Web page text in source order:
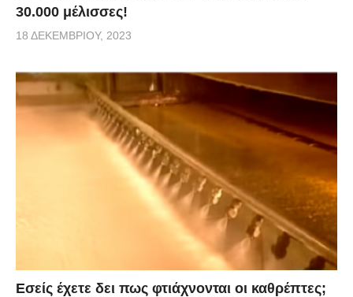
30.000 μέλισσες!
18 ΔΕΚΕΜΒΡΊΟΥ, 2023
Εσείς έχετε δει πως φτιάχνονται οι καθρέπτες;